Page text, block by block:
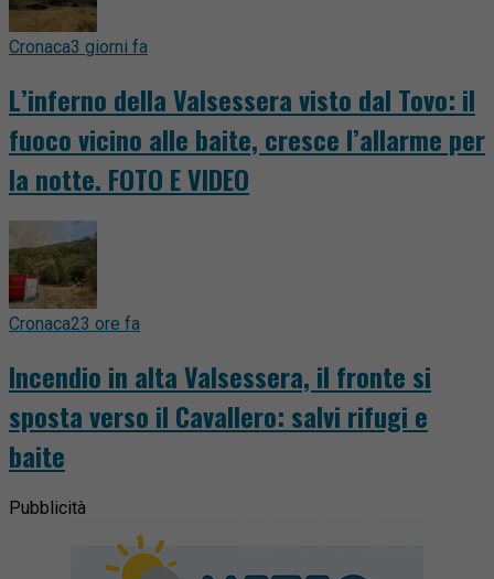
Cronaca3 giorni fa
L’inferno della Valsessera visto dal Tovo: il
fuoco vicino alle baite, cresce l’allarme per
la notte. FOTO E VIDEO
Cronaca23 ore fa
Incendio in alta Valsessera, il fronte si
sposta verso il Cavallero: salvi rifugi e
baite
Pubblicità